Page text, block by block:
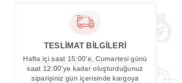
TESLİMAT BİLGİLERİ
Hafta içi saat 15:00'e, Cumartesi günü
saat 12:00'ye kadar oluşturduğunuz
siparişiniz gün içerisinde kargoya